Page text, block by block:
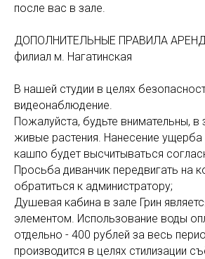
после вас в зале.
ДОПОЛНИТЕЛЬНЫЕ ПРАВИЛА
филиал м. Нагатинская
В нашей студии в целях
видеонаблюдение.
Пожалуйста, будьте внимательны, в
живые растения. Нанесение ущерба
кашпо будет высчитываться
Просьба диванчик передвигать на
обратиться к администратору;
Душевая кабина в зале Грин
элементом. Использование воды
отдельно - 400 рублей за весь
производится в целях стилизации